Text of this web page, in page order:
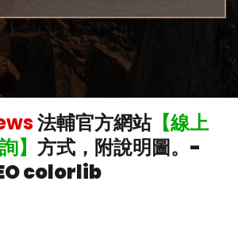
法輔官方網站【線上
】 方式，附說明圖。 -
colorlib